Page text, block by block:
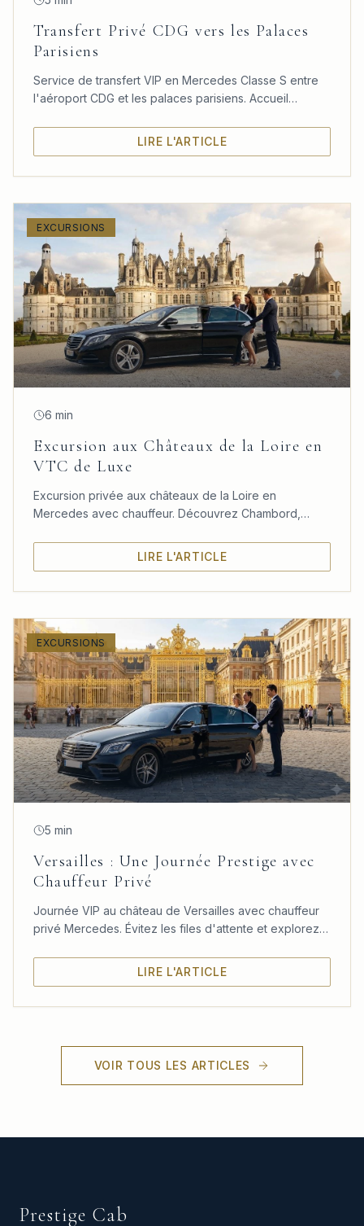
Transfert Privé CDG vers les Palaces
Parisiens
Service de transfert VIP en Mercedes Classe S entre
l'aéroport CDG et les palaces parisiens. Accueil
LIRE L'ARTICLE
EXCURSIONS
6 min
Excursion aux Châteaux de la Loire en
VTC de Luxe
Excursion privée aux châteaux de la Loire en
Mercedes avec chauffeur. Découvrez Chambord,
LIRE L'ARTICLE
EXCURSIONS
5 min
Versailles : Une Journée Prestige avec
Chauffeur Privé
Journée VIP au château de Versailles avec chauffeur
privé Mercedes. Évitez les files d'attente et explorez
LIRE L'ARTICLE
VOIR TOUS LES ARTICLES
Prestige Cab